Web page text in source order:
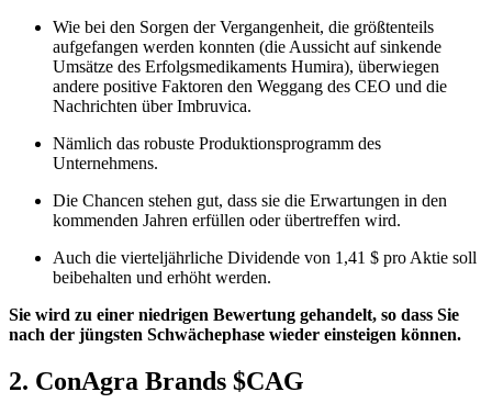
Wie bei den Sorgen der Vergangenheit, die größtenteils
aufgefangen werden konnten (die Aussicht auf sinkende
Umsätze des Erfolgsmedikaments Humira), überwiegen
andere positive Faktoren den Weggang des CEO und die
Nachrichten über Imbruvica.
Nämlich das robuste Produktionsprogramm des
Unternehmens.
Die Chancen stehen gut, dass sie die Erwartungen in den
kommenden Jahren erfüllen oder übertreffen wird.
Auch die vierteljährliche Dividende von 1,41 $ pro Aktie soll
beibehalten und erhöht werden.
Sie wird zu einer niedrigen Bewertung gehandelt, so dass Sie
nach der jüngsten Schwächephase wieder einsteigen können.
2. ConAgra Brands $CAG